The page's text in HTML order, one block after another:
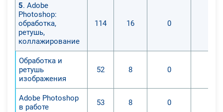
5. Adobe
Photoshop:
обработка,
ретушь,
коллажирование
114 16 0
Обработка и
ретушь
изображения
52 8 0
Adobe Photoshop
в работе
53 8 0